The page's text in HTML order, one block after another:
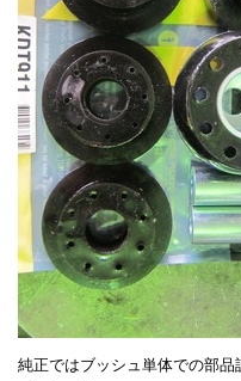
純正ではブッシュ単体での部